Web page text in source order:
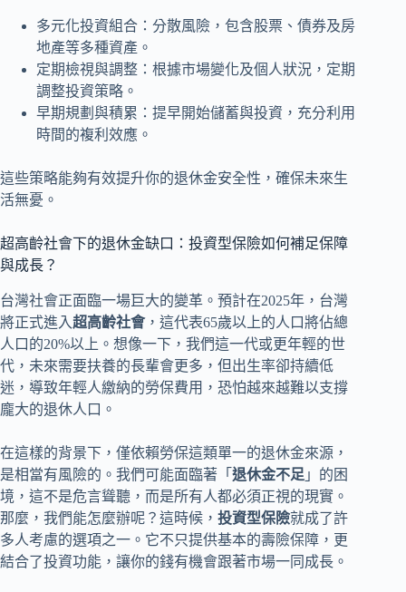
多元化投資組合：分散風險，包含股票、債券及房
地產等多種資產。
定期檢視與調整：根據市場變化及個人狀況，定期
調整投資策略。
早期規劃與積累：提早開始儲蓄與投資，充分利用
時間的複利效應。
這些策略能夠有效提升你的退休金安全性，確保未來生
活無憂。
超高齡社會下的退休金缺口：投資型保險如何補足保障
與成長？
台灣社會正面臨一場巨大的變革。預計在2025年，台灣
將正式進入超高齡社會，這代表65歲以上的人口將佔總
人口的20%以上。想像一下，我們這一代或更年輕的世
代，未來需要扶養的長輩會更多，但出生率卻持續低
迷，導致年輕人繳納的勞保費用，恐怕越來越難以支撐
龐大的退休人口。
在這樣的背景下，僅依賴勞保這類單一的退休金來源，
是相當有風險的。我們可能面臨著「 退休金不足 」的困
境，這不是危言聳聽，而是所有人都必須正視的現實。
那麼，我們能怎麼辦呢？這時候， 投資型保險就成了許
多人考慮的選項之一。它不只提供基本的壽險保障，更
結合了投資功能，讓你的錢有機會跟著市場一同成長。